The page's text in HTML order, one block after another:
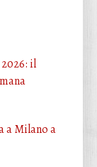
2026: il
a Milano a